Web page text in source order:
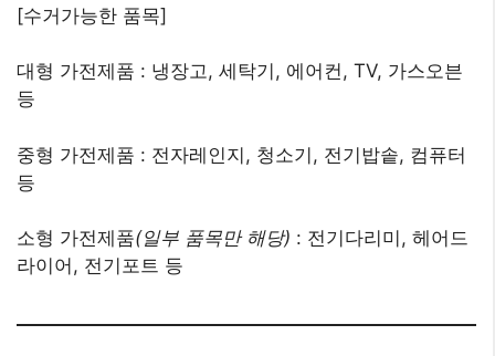
[수거가능한 품목]
대형 가전제품 : 냉장고, 세탁기, 에어컨, TV, 가스오븐
등
중형 가전제품 : 전자레인지, 청소기, 전기밥솥, 컴퓨터
등
소형 가전제품(일부 품목만 해당) : 전기다리미, 헤어드
라이어, 전기포트 등